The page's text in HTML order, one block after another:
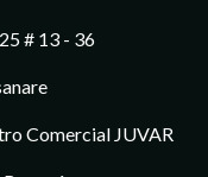
# 13 - 36
Comercial JUVAR